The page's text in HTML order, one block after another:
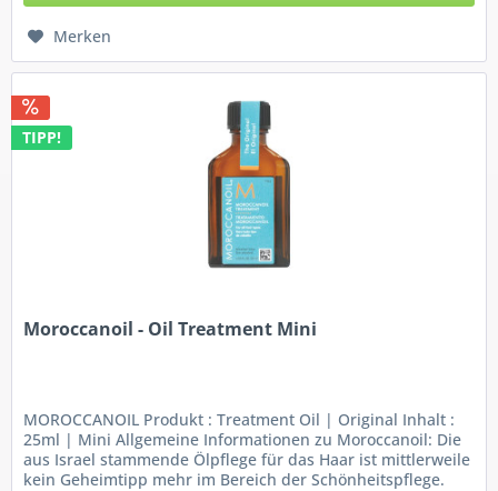
Merken
TIPP!
Moroccanoil - Oil Treatment Mini
MOROCCANOIL Produkt : Treatment Oil | Original Inhalt :
25ml | Mini Allgemeine Informationen zu Moroccanoil: Die
aus Israel stammende Ölpflege für das Haar ist mittlerweile
kein Geheimtipp mehr im Bereich der Schönheitspflege.